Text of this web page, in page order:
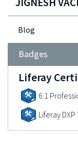
Blog
Badges
Liferay
6.1
Liferay